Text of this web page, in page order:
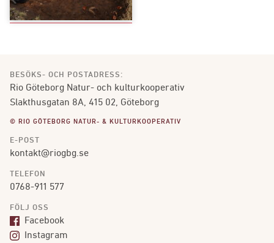
BESÖKS- OCH POSTADRESS:
Rio Göteborg Natur- och kulturkooperativ
Slakthusgatan 8A, 415 02, Göteborg
© RIO GÖTEBORG NATUR- & KULTURKOOPERATIV
E-POST
kontakt@riogbg.se
TELEFON
0768-911 577
FÖLJ OSS
Facebook
Instagram